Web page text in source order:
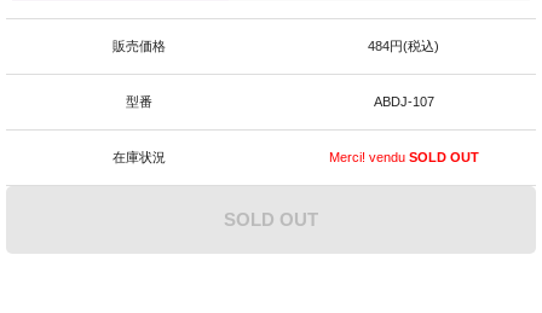
販売価格 484円(税込)
型番 ABDJ-107
在庫状況 Merci! venduSOLD OUT
SOLD OUT